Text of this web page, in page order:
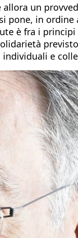
un
pone, in
è fra i
e